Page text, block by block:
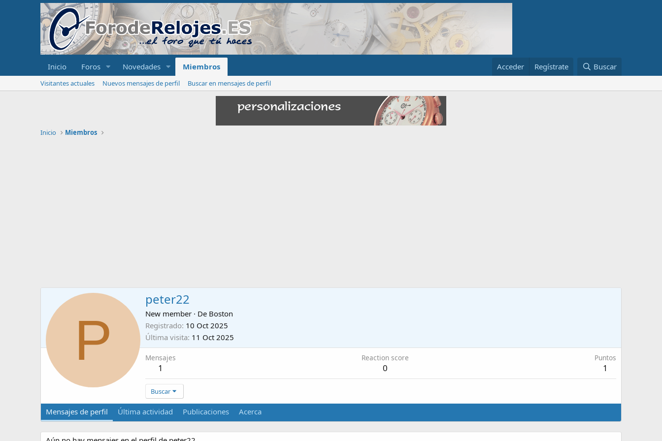
Inicio Foros Novedades Miembros Acceder Regístrate Buscar
Visitantes actuales Nuevos mensajes de perfil Buscar en mensajes de perfil
Inicio Miembros
P
peter22
New member · De Boston
Registrado 10 Oct 2025
Última visita 11 Oct 2025
Mensajes
1
Reaction score
0
Puntos
1
Buscar
Mensajes de perfil Última actividad Publicaciones Acerca